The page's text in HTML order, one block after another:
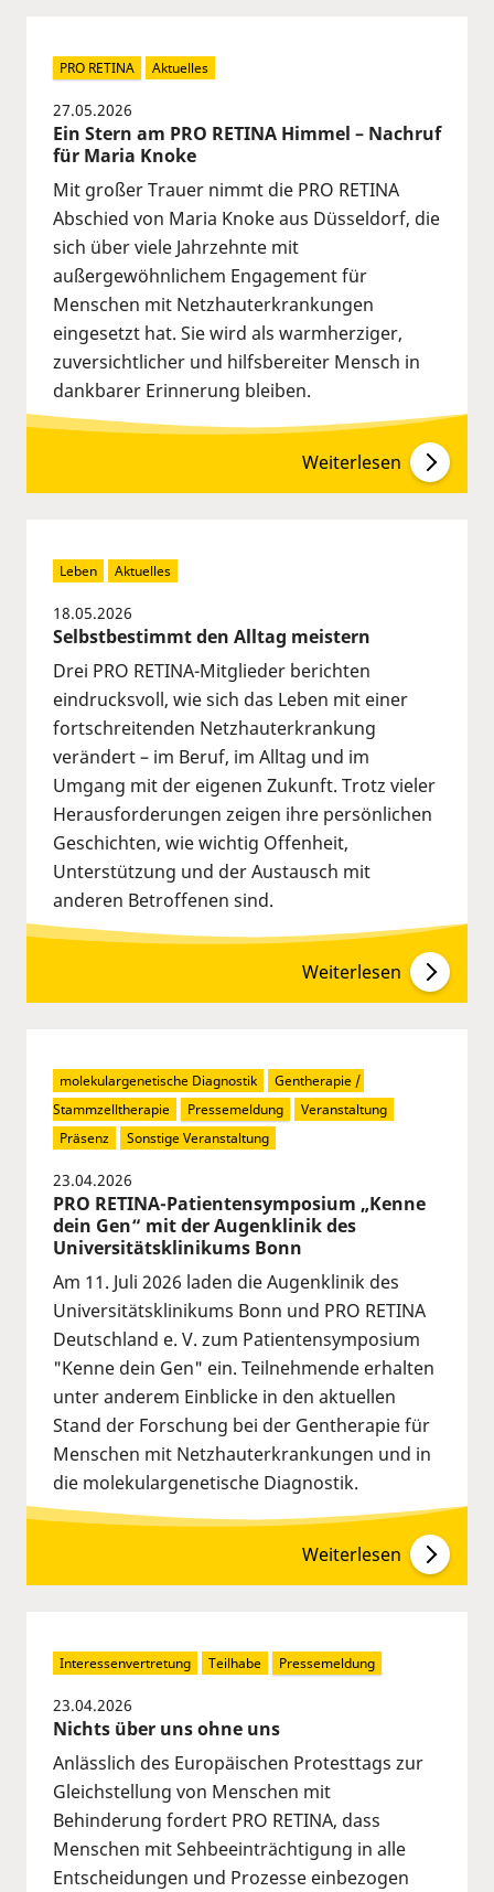
27.05.2026
Ein Stern am PRO RETINA Himmel – Nachruf
für Maria Knoke
Mit großer Trauer nimmt die PRO RETINA
Abschied von Maria Knoke aus Düsseldorf, die
sich über viele Jahrzehnte mit
außergewöhnlichem Engagement für
Menschen mit Netzhauterkrankungen
eingesetzt hat. Sie wird als warmherziger,
zuversichtlicher und hilfsbereiter Mensch in
dankbarer Erinnerung bleiben.
PRO RETINA Aktuelles
Weiterlesen
18.05.2026
Selbstbestimmt den Alltag meistern
Drei PRO RETINA-Mitglieder berichten
eindrucksvoll, wie sich das Leben mit einer
fortschreitenden Netzhauterkrankung
verändert – im Beruf, im Alltag und im
Umgang mit der eigenen Zukunft. Trotz vieler
Herausforderungen zeigen ihre persönlichen
Geschichten, wie wichtig Offenheit,
Unterstützung und der Austausch mit
anderen Betroffenen sind.
Leben Aktuelles
Weiterlesen
23.04.2026
PRO RETINA-Patientensymposium „Kenne
dein Gen“ mit der Augenklinik des
Universitätsklinikums Bonn
Am 11. Juli 2026 laden die Augenklinik des
Universitätsklinikums Bonn und PRO RETINA
Deutschland e. V. zum Patientensymposium
"Kenne dein Gen" ein. Teilnehmende erhalten
unter anderem Einblicke in den aktuellen
Stand der Forschung bei der Gentherapie für
Menschen mit Netzhauterkrankungen und in
die molekulargenetische Diagnostik.
molekulargenetische Diagnostik
Gentherapie /
Stammzelltherapie
Pressemeldung
Veranstaltung
Präsenz
Sonstige Veranstaltung
Weiterlesen
23.04.2026
Nichts über uns ohne uns
Anlässlich des Europäischen Protesttags zur
Gleichstellung von Menschen mit
Behinderung fordert PRO RETINA, dass
Menschen mit Sehbeeinträchtigung in alle
Entscheidungen und Prozesse einbezogen
Interessenvertretung Teilhabe Pressemeldung